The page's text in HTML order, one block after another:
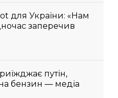
для України: «Нам
заперечив
путін,
бензин — медіа